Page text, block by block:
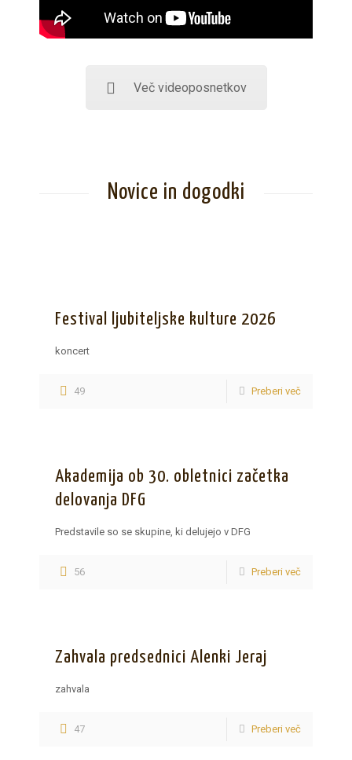
Več videoposnetkov
Novice in dogodki
Festival ljubiteljske kulture 2026
koncert
49 Preberi več
Akademija ob 30. obletnici začetka
delovanja DFG
Predstavile so se skupine, ki delujejo v DFG
56 Preberi več
Zahvala predsednici Alenki Jeraj
zahvala
47 Preberi več